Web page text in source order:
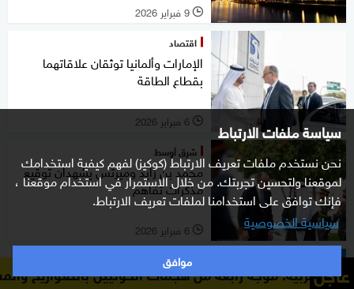
سياسة ملفات الارتباط
نحن نستخدم ملفات تعريف الارتباط (كوكيز) لفهم كيفية استخدامك
لموقعنا ولتحسين تجربتك. من خلال الاستمرار في استخدام موقعنا ،
فإنك توافق على استخدامنا لملفات تعريف الارتباط.
سياسية الخصوصية
موافق
l 9 فبراير 2026
اقتصاد
الإمارات وألمانيا توثقان علاقاتهما
بقطاع الطاقة
l 6 فبراير 2026
شرق أوسط
محمد بن زايد وميرتس يشهدان توقيع
مذكرات تفاهم
l 6 فبراير 2026
اقتصاد
تباطؤ ارتفاع أسعار العقارات في ألمانيا عاجل
رابعة من هجمات الحوثيين بالصواريخ والمسيرات